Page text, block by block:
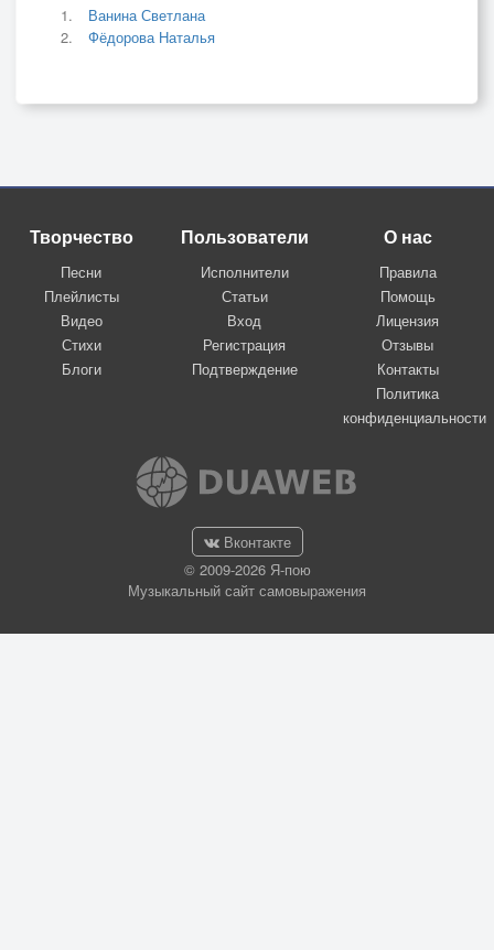
Ванина Светлана
Фёдорова Наталья
Творчество
Песни
Плейлисты
Видео
Стихи
Блоги
Пользователи
Исполнители
Статьи
Вход
Регистрация
Подтверждение
О нас
Правила
Помощь
Лицензия
Отзывы
Контакты
Политика
конфиденциальности
Вконтакте
© 2009-2026 Я-пою
Музыкальный сайт самовыражения